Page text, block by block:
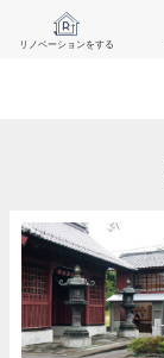
リノベーションをする